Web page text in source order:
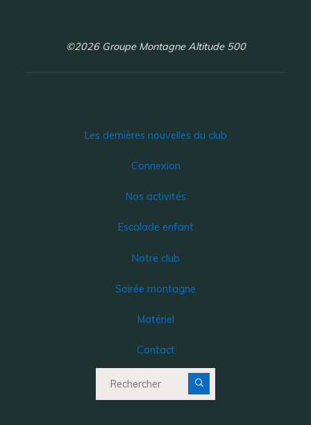
©2026 Groupe Montagne Altitude 500
Les dernières nouvelles du club
Connexion
Nos activités
Escalade enfant
Notre club
Soirée montagne
Matériel
Contact